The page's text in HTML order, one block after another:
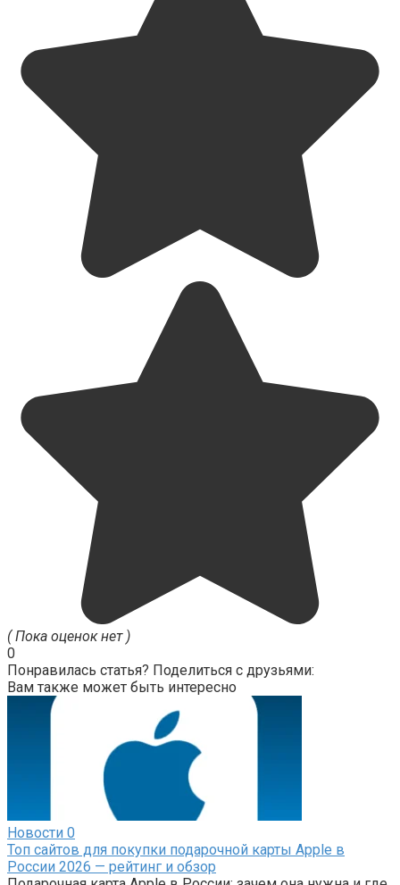
( Пока оценок нет )
0
Понравилась статья? Поделиться с друзьями:
Вам также может быть интересно
Новости 0
Топ сайтов для покупки подарочной карты Apple в
России 2026 — рейтинг и обзор